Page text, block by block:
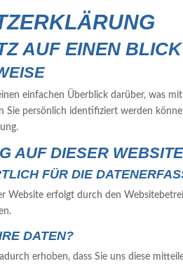
AUF EINEN BLICK
einfachen Überblick darüber, was
Sie persönlich identifiziert werden
AUF DIESER
FÜR DIE
Website erfolgt durch den
DATEN?
erhoben, dass Sie uns diese